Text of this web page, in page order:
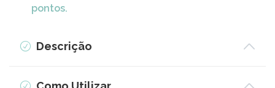
pontos.
Descrição